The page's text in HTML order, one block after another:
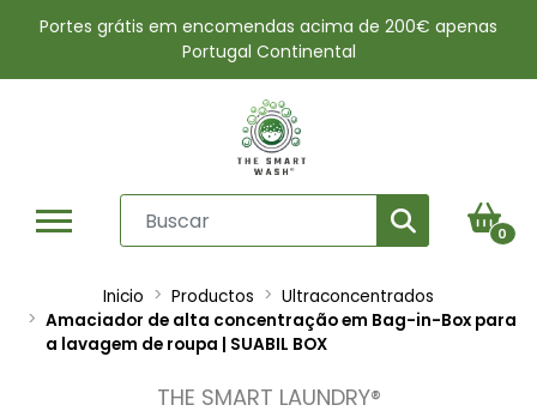
Portes grátis em encomendas acima de 200€ apenas
Portugal Continental
0
Inicio Productos
Ultraconcentrados
Amaciador de alta concentração em Bag-in-Box para
a lavagem de roupa | SUABIL BOX
THE SMART LAUNDRY®